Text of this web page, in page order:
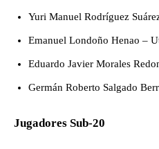
Yuri Manuel Rodríguez
Emanuel Londoño Henao –
Eduardo Javier Morales
Germán Roberto Salgado
Jugadores Sub-20